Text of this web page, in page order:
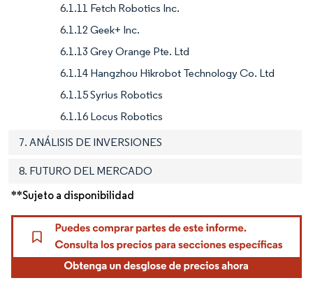
6.1.11 Fetch Robotics Inc.
6.1.12 Geek+ Inc.
6.1.13 Grey Orange Pte. Ltd
6.1.14 Hangzhou Hikrobot Technology Co. Ltd
6.1.15 Syrius Robotics
6.1.16 Locus Robotics
7. ANÁLISIS DE INVERSIONES
8. FUTURO DEL MERCADO
**Sujeto a disponibilidad